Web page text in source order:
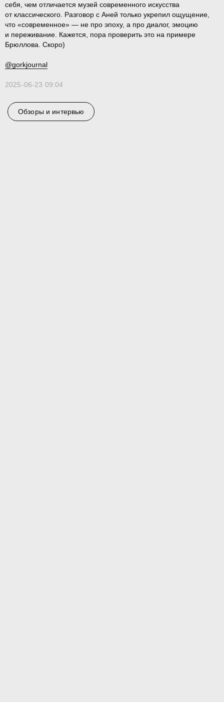
себя, чем отличается музей современного искусства
от классического. Разговор с Аней только укрепил ощущение,
что «современное» — не про эпоху, а про диалог, эмоцию
и переживание. Кажется, пора проверить это на примере
Брюллова. Скоро)
@gorkjournal
2025-06-23 09:04
Обзоры и интервью
3D@GORK.ME +7 925 243 0794